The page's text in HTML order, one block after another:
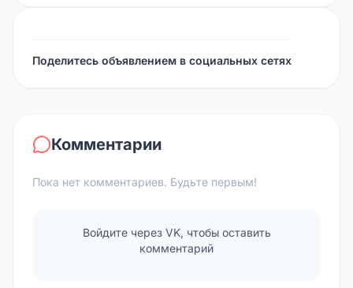
Поделитесь объявлением в социальных сетях
Комментарии
Пока нет комментариев. Будьте первым!
Войдите через VK, чтобы оставить
комментарий